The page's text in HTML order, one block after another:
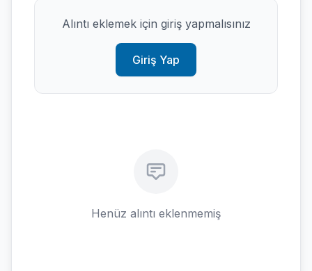
Alıntı eklemek için giriş yapmalısınız
Giriş Yap
Henüz alıntı eklenmemiş